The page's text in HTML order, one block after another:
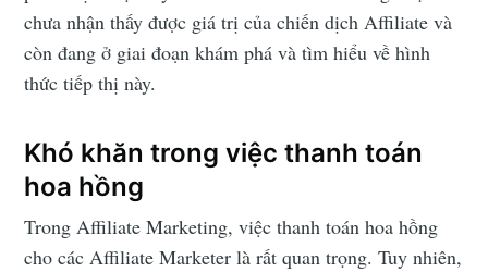
chưa nhận thấy được giá trị của chiến dịch Affiliate và
còn đang ở giai đoạn khám phá và tìm hiểu về hình
thức tiếp thị này.
Khó khăn trong việc thanh toán
hoa hồng
Trong Affiliate Marketing, việc thanh toán hoa hồng
cho các Affiliate Marketer là rất quan trọng. Tuy nhiên,